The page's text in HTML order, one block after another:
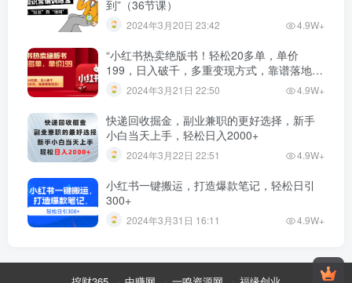
到”（36节课）
2024年3月20日 23:42 4.9W+
“小红书热卖绝版书！轻松20多单，单价
199，日入破千，多重变现方式，靠谱落地项
目！”2024年3月21日 22:50 4.9W+
快递回收掘金，副业兼职的更好选择，新手
小白当天上手，轻松日入2000+
2024年3月22日 22:51 4.9W+
小红书一键搬运，打造爆款笔记，轻松日引
300+
2024年3月31日 16:11 4.9W+